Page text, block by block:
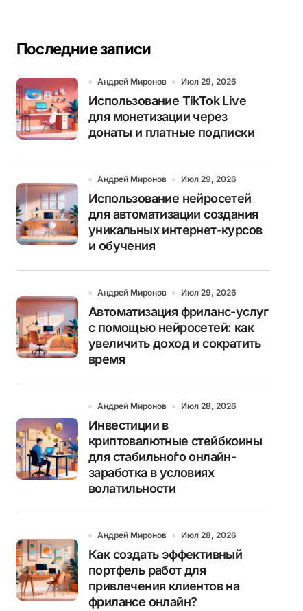
Последние записи
Андрей Миронов Июл 29, 2026
Использование TikTok Live
для монетизации через
донаты и платные подписки
Андрей Миронов Июл 29, 2026
Использование нейросетей
для автоматизации создания
уникальных интернет-курсов
и обучения
Андрей Миронов Июл 29, 2026
Автоматизация фриланс-услуг
с помощью нейросетей: как
увеличить доход и сократить
время
Андрей Миронов Июл 28, 2026
Инвестиции в
криптовалютные стейбкоины
для стабильно́го онлайн-
заработка в условиях
волатильности
Андрей Миронов Июл 28, 2026
Как создать эффективный
портфель работ для
привлечения клиентов на
фрилансе онлайн?